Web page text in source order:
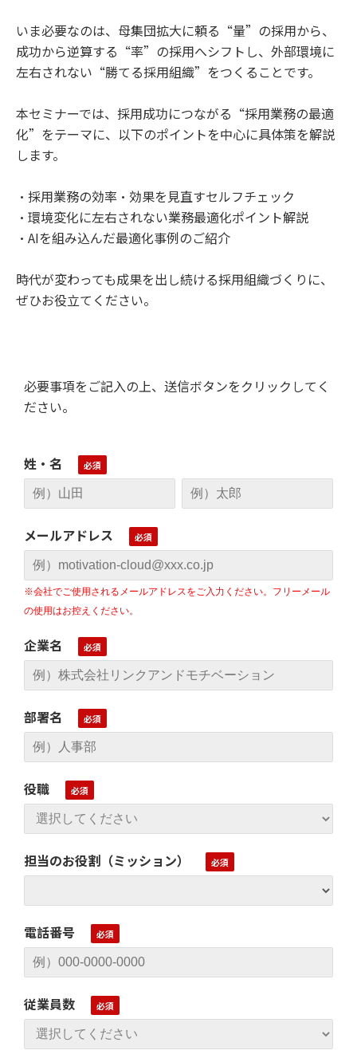
いま必要なのは、母集団拡大に頼る“量”の採用から、
成功から逆算する“率”の採用へシフトし、外部環境に
左右されない“勝てる採用組織”をつくることです。
本セミナーでは、採用成功につながる“採用業務の最適
化”をテーマに、以下のポイントを中心に具体策を解説
します。
・採用業務の効率・効果を見直すセルフチェック
・環境変化に左右されない業務最適化ポイント解説
・AIを組み込んだ最適化事例のご紹介
時代が変わっても成果を出し続ける採用組織づくりに、
ぜひお役立てください。
必要事項をご記入の上、送信ボタンをクリックしてく
ださい。
姓・名
メールアドレス
※会社でご使用されるメールアドレスをご入力ください。フリーメール
の使用はお控えください。
企業名
部署名
役職
担当のお役割（ミッション）
電話番号
従業員数